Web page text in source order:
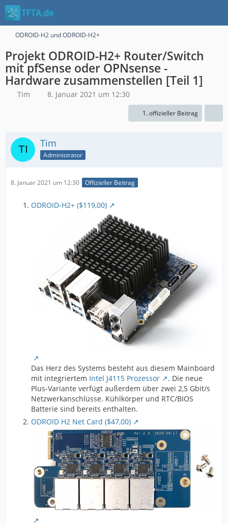
ODROID-H2 und ODROID-H2+
Projekt ODROID-H2+ Router/Switch
mit pfSense oder OPNsense -
Hardware zusammenstellen [Teil 1]
Tim 8. Januar 2021 um 12:30
1. offizieller Beitrag
Tim
Administrator
8. Januar 2021 um 12:30 Offizieller Beitrag
ODROID-H2+ ($119,00)
Das Herz des Systems besteht aus diesem Mainboard
mit integriertem Intel J4115 Prozessor
. Die neue
Plus-Variante verfügt außerdem über zwei 2,5 Gbit/s
Netzwerkanschlüsse. Kühlkörper und RTC/BIOS
Batterie sind bereits enthalten.
ODROID H2 Net Card ($47,00)